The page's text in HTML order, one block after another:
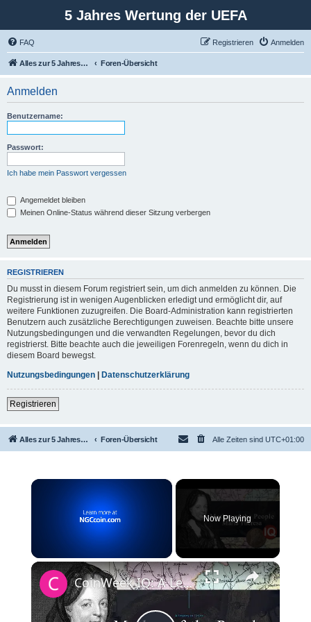
5 Jahres Wertung der UEFA
FAQ Anmelden
Registrieren
Alles zur 5 Jahreswertung / Tabelle der UEFA mit vielen Statistiken. Foren-Übersicht
Anmelden
Benutzername:
Passwort:
Ich habe mein Passwort vergessen
Angemeldet bleiben
Meinen Online-Status während dieser Sitzung verbergen
REGISTRIEREN
Du musst in diesem Forum registriert sein, um dich anmelden zu können. Die
Registrierung ist in wenigen Augenblicken erledigt und ermöglicht dir, auf
weitere Funktionen zuzugreifen. Die Board-Administration kann registrierten
Benutzern auch zusätzliche Berechtigungen zuweisen. Beachte bitte unsere
Nutzungsbedingungen und die verwandten Regelungen, bevor du dich
registrierst. Bitte beachte auch die jeweiligen Forenregeln, wenn du dich in
diesem Board bewegst.
Nutzungsbedingungen | Datenschutzerklärung
Registrieren
Alles zur 5 Jahreswertung / Tabelle der UEFA mit vielen Statistiken. Foren-Übersicht Alle Zeiten sind UTC+01:00
×
Now Playing
×
CoinWeek IQ: A Legacy in Coins - Maria Theresa - 4K Video